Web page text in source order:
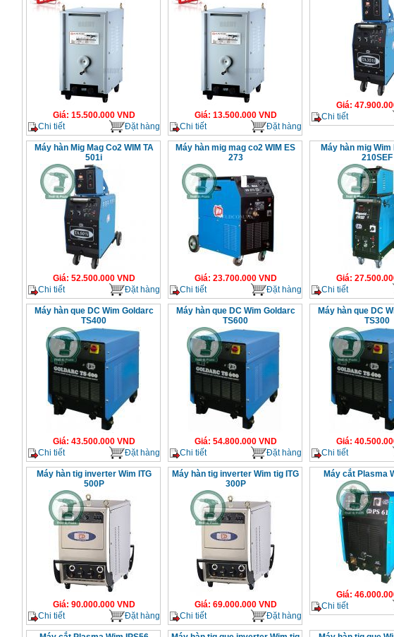
Giá: 15.500.000VND
Chi tiết
Đặt hàng
Giá: 13.500.000VND
Chi tiết
Đặt hàng
Giá:
Chi tiết
Máy hàn Mig Mag Co2 WIM TA
501i
Giá: 52.500.000VND
Chi tiết
Đặt hàng
Máy hàn mig mag co2 WIM ES
273
Giá: 23.700.000VND
Chi tiết
Đặt hàng
Máy hàn mig Wim
210SEF
Giá:
Chi tiết
Máy hàn que DC Wim Goldarc
TS400
Giá: 43.500.000VND
Chi tiết
Đặt hàng
Máy hàn que DC Wim Goldarc
TS600
Giá: 54.800.000VND
Chi tiết
Đặt hàng
Máy hàn que DC
TS300
Giá:
Chi tiết
Máy hàn tig inverter Wim ITG
500P
Giá: 90.000.000VND
Chi tiết
Đặt hàng
Máy hàn tig inverter Wim tig ITG
300P
Giá: 69.000.000VND
Chi tiết
Đặt hàng
Máy cắt Plasma
Giá:
Chi tiết